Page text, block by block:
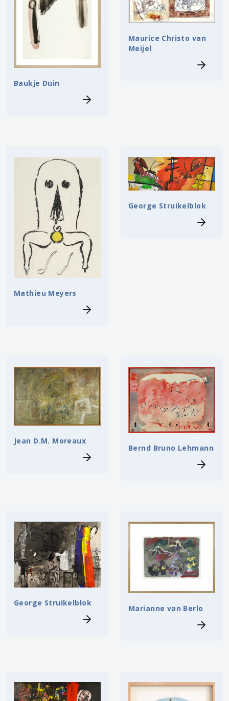
Baukje Duin
Maurice Christo van
Meijel
Mathieu Meyers
George Struikelblok
Jean D.M. Moreaux
Bernd Bruno Lehmann
George Struikelblok
Marianne van Berlo